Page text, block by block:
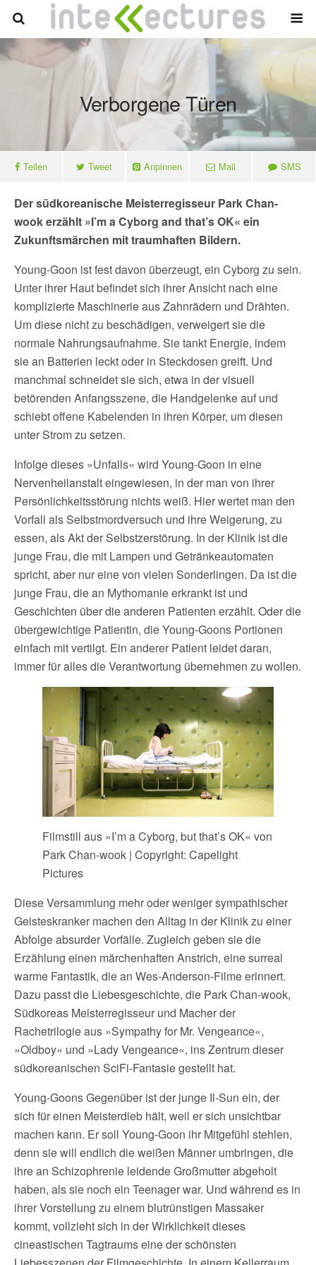
Verborgene Türen
Teilen Tweet Anpinnen Mail SMS
Der südkoreanische Meisterregisseur Park Chan-
wook erzählt »I’m a Cyborg and that’s OK« ein
Zukunftsmärchen mit traumhaften Bildern.
Young-Goon ist fest davon überzeugt, ein Cyborg zu sein.
Unter ihrer Haut befindet sich ihrer Ansicht nach eine
komplizierte Maschinerie aus Zahnrädern und Drähten.
Um diese nicht zu beschädigen, verweigert sie die
normale Nahrungsaufnahme. Sie tankt Energie, indem
sie an Batterien leckt oder in Steckdosen greift. Und
manchmal schneidet sie sich, etwa in der visuell
betörenden Anfangsszene, die Handgelenke auf und
schiebt offene Kabelenden in ihren Körper, um diesen
unter Strom zu setzen.
Infolge dieses »Unfalls« wird Young-Goon in eine
Nervenheilanstalt eingewiesen, in der man von ihrer
Persönlichkeitsstörung nichts weiß. Hier wertet man den
Vorfall als Selbstmordversuch und ihre Weigerung, zu
essen, als Akt der Selbstzerstörung. In der Klinik ist die
junge Frau, die mit Lampen und Getränkeautomaten
spricht, aber nur eine von vielen Sonderlingen. Da ist die
junge Frau, die an Mythomanie erkrankt ist und
Geschichten über die anderen Patienten erzählt. Oder die
übergewichtige Patientin, die Young-Goons Portionen
einfach mit vertilgt. Ein anderer Patient leidet daran,
immer für alles die Verantwortung übernehmen zu wollen.
Filmstill aus »I’m a Cyborg, but that’s OK« von
Park Chan-wook | Copyright: Capelight
Pictures
Diese Versammlung mehr oder weniger sympathischer
Geisteskranker machen den Alltag in der Klinik zu einer
Abfolge absurder Vorfälle. Zugleich geben sie die
Erzählung einen märchenhaften Anstrich, eine surreal
warme Fantastik, die an Wes-Anderson-Filme erinnert.
Dazu passt die Liebesgeschichte, die Park Chan-wook,
Südkoreas Meisterregisseur und Macher der
Rachetrilogie aus »Sympathy for Mr. Vengeance«,
»Oldboy« und »Lady Vengeance«, ins Zentrum dieser
südkoreanischen SciFi-Fantasie gestellt hat.
Young-Goons Gegenüber ist der junge Il-Sun ein, der
sich für einen Meisterdieb hält, weil er sich unsichtbar
machen kann. Er soll Young-Goon ihr Mitgefühl stehlen,
denn sie will endlich die weißen Männer umbringen, die
ihre an Schizophrenie leidende Großmutter abgeholt
haben, als sie noch ein Teenager war. Und während es in
ihrer Vorstellung zu einem blutrünstigen Massaker
kommt, vollzieht sich in der Wirklichkeit dieses
cineastischen Tagtraums eine der schönsten